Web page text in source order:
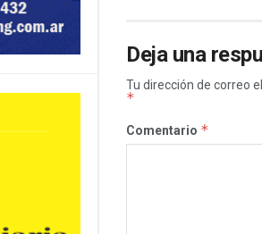
Deja una
Tu dirección de correo
*
Comentario *